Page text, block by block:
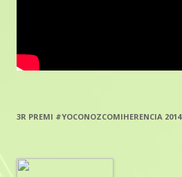
3R PREMI #YOCONOZCOMIHERENCIA 2014